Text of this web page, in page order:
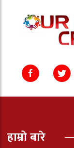
हाम्रो बारे